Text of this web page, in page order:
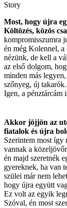
Story
Most, hogy újra
Költözés, közös
kompromisszumra
én még Kolennel,
nézünk, de kell a
az első dolgom,
minden más
szőnyeg, új
Igen, a pénztárcám
Akkor jöjjön az
fiatalok és újra
Szerintem most
vannak a
én majd szeretnék
gyereknek, ha van
szülei már nem
hogy újra együtt
Ez volt az egyik
Szóval, én most